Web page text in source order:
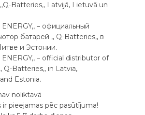
Batteries,, Latvijā, Lietuvā un
– официальный
батарей ,, Q-Batteries,, в
и Эстонии.
ENERGY,, – official distributor of
Q-Batteries,, in Latvia,
Estonia.
noliktavā
ir pieejamas pēc pasūtījuma!